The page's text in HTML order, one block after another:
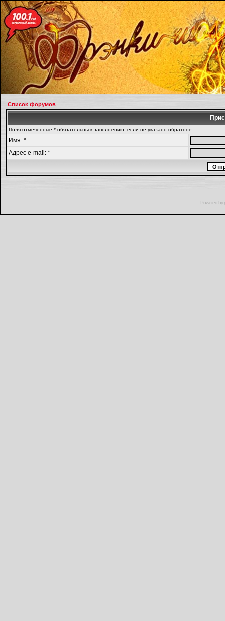
Список форумов
Поля отмеченные * обязательны к заполнению, если не указано обратное
Имя: *
Адрес e-mail: *
Powered by